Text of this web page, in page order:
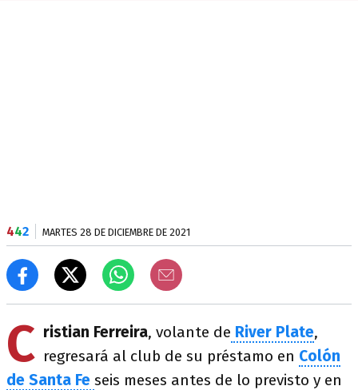
442 MARTES 28 DE DICIEMBRE DE 2021
C ristian Ferreira, volante de River Plate,
regresará al club de su préstamo en Colón
de Santa Fe seis meses antes de lo previsto y en